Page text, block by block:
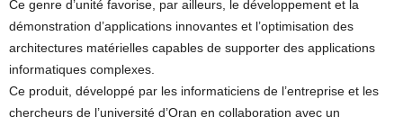
Ce genre d’unité favorise, par ailleurs, le développement et la
démonstration d’applications innovantes et l’optimisation des
architectures matérielles capables de supporter des applications
informatiques complexes.
Ce produit, développé par les informaticiens de l’entreprise et les
chercheurs de l’université d’Oran en collaboration avec un